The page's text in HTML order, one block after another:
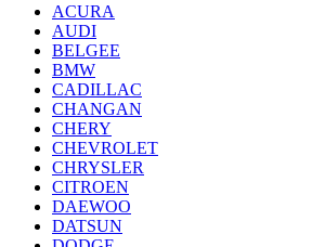
ACURA
AUDI
BELGEE
BMW
CADILLAC
CHANGAN
CHERY
CHEVROLET
CHRYSLER
CITROEN
DAEWOO
DATSUN